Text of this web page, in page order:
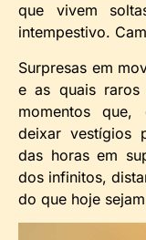
que vivem
intempestivo.
Surpresas em
e as quais raros
momentos que,
deixar vestígios
das horas em
dos infinitos,
do que hoje